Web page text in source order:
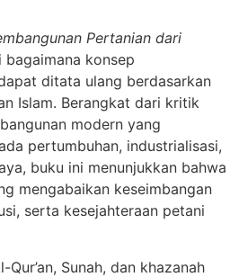
Pertanian dari
bagaimana konsep
ditata ulang berdasarkan
Islam. Berangkat dari kritik
modern yang
pertumbuhan, industrialisasi,
buku ini menunjukkan bahwa
mengabaikan keseimbangan
serta kesejahteraan petani
Sunah, dan khazanah